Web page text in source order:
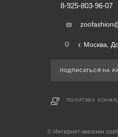
8-925-803-96-07
г. Москва,
ПОДПИСАТЬСЯ НА
ПОЛИТИКА
© Интернет-магазин